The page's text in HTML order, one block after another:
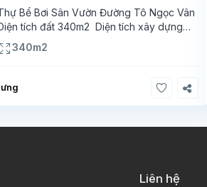
Bể Bơi Sân Vườn Đường Tô Ngọc Vân
tích đất 340m2 Diện tích xây dựng
5 phòng ngủ 4 phòng tắm Tầng 1, ,
bếp-1wc Tầng 2, 3
340m2
Liên hệ